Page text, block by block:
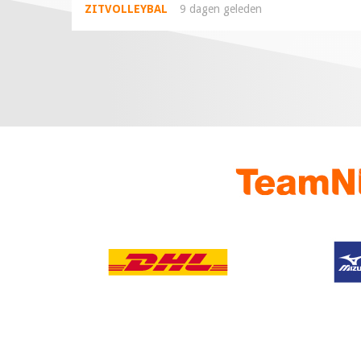
ZITVOLLEYBAL 9 dagen geleden